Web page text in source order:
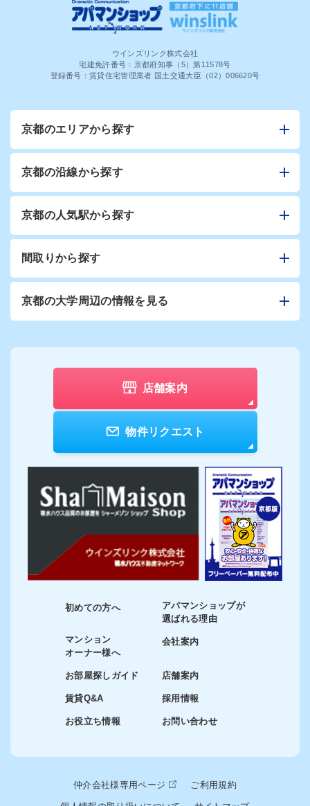
ウインズリンク株式会社
宅建免許番号：京都府知事（5）第11578号
登録番号：賃貸住宅管理業者 国土交通大臣（02）006620号
京都のエリアから探す
京都の沿線から探す
京都の人気駅から探す
間取りから探す
京都の大学周辺の情報を見る
店舗案内
物件リクエスト
初めての方へ
マンション
オーナー様へ
お部屋探しガイド
賃貸Q&A
お役立ち情報
アパマンショップが
選ばれる理由
会社案内
店舗案内
採用情報
お問い合わせ
仲介会社様専用ページ ご利用規約